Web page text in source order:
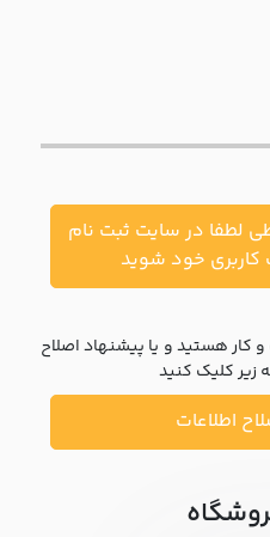
لطفا در سایت ثبت نام
کاربری خود شوید
هستید و یا پیشنهاد اصلاح
زیر کلیک کنید
اطلاعات